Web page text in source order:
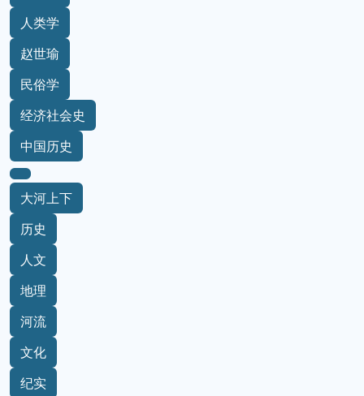
人类学
赵世瑜
民俗学
经济社会史
中国历史
大河上下
历史
人文
地理
河流
文化
纪实